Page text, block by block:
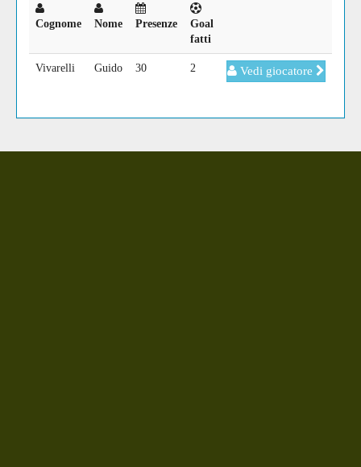
Cognome Nome Presenze
Goal
fatti
Vivarelli Guido 30 2 Vedi giocatore